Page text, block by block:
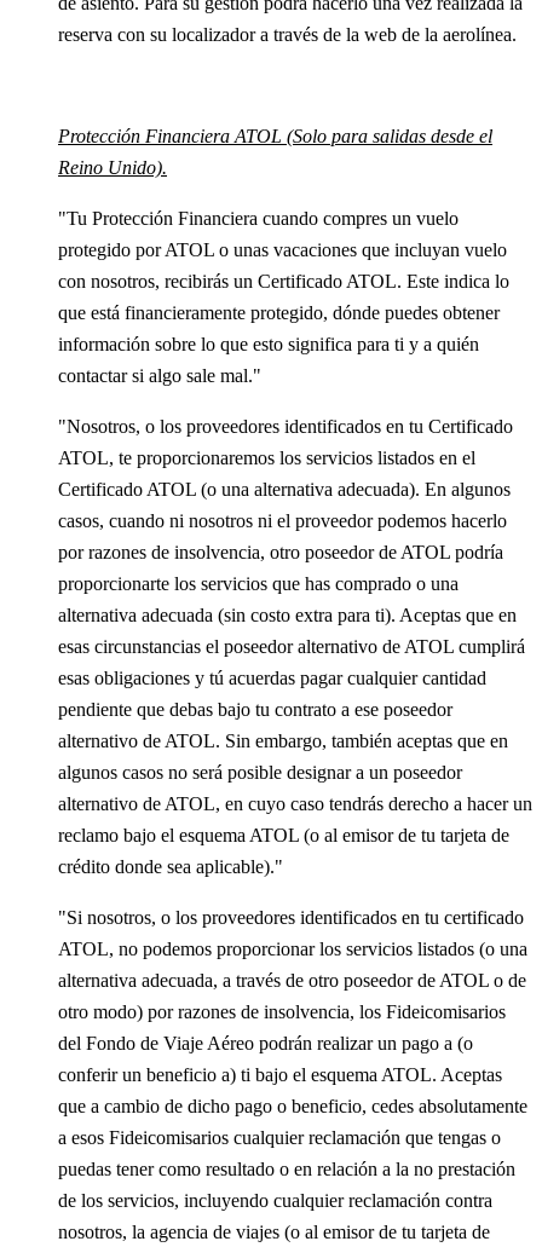
reserva con su localizador a través de la web de la aerolínea.
Protección Financiera ATOL (Solo para salidas desde el
Reino Unido).
"Tu Protección Financiera cuando compres un vuelo
protegido por ATOL o unas vacaciones que incluyan vuelo
con nosotros, recibirás un Certificado ATOL. Este indica lo
que está financieramente protegido, dónde puedes obtener
información sobre lo que esto significa para ti y a quién
contactar si algo sale mal."
"Nosotros, o los proveedores identificados en tu Certificado
ATOL, te proporcionaremos los servicios listados en el
Certificado ATOL (o una alternativa adecuada). En algunos
casos, cuando ni nosotros ni el proveedor podemos hacerlo
por razones de insolvencia, otro poseedor de ATOL podría
proporcionarte los servicios que has comprado o una
alternativa adecuada (sin costo extra para ti). Aceptas que en
esas circunstancias el poseedor alternativo de ATOL cumplirá
esas obligaciones y tú acuerdas pagar cualquier cantidad
pendiente que debas bajo tu contrato a ese poseedor
alternativo de ATOL. Sin embargo, también aceptas que en
algunos casos no será posible designar a un poseedor
alternativo de ATOL, en cuyo caso tendrás derecho a hacer un
reclamo bajo el esquema ATOL (o al emisor de tu tarjeta de
crédito donde sea aplicable)."
"Si nosotros, o los proveedores identificados en tu certificado
ATOL, no podemos proporcionar los servicios listados (o una
alternativa adecuada, a través de otro poseedor de ATOL o de
otro modo) por razones de insolvencia, los Fideicomisarios
del Fondo de Viaje Aéreo podrán realizar un pago a (o
conferir un beneficio a) ti bajo el esquema ATOL. Aceptas
que a cambio de dicho pago o beneficio, cedes absolutamente
a esos Fideicomisarios cualquier reclamación que tengas o
puedas tener como resultado o en relación a la no prestación
de los servicios, incluyendo cualquier reclamación contra
nosotros, la agencia de viajes (o al emisor de tu tarjeta de